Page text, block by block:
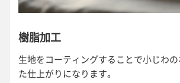
樹脂加工
生地をコーティングすることで小じわ
た仕上がりになります。